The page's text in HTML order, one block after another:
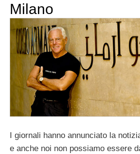
Milano
I giornali hanno annunciato la
e anche noi non possiamo essere